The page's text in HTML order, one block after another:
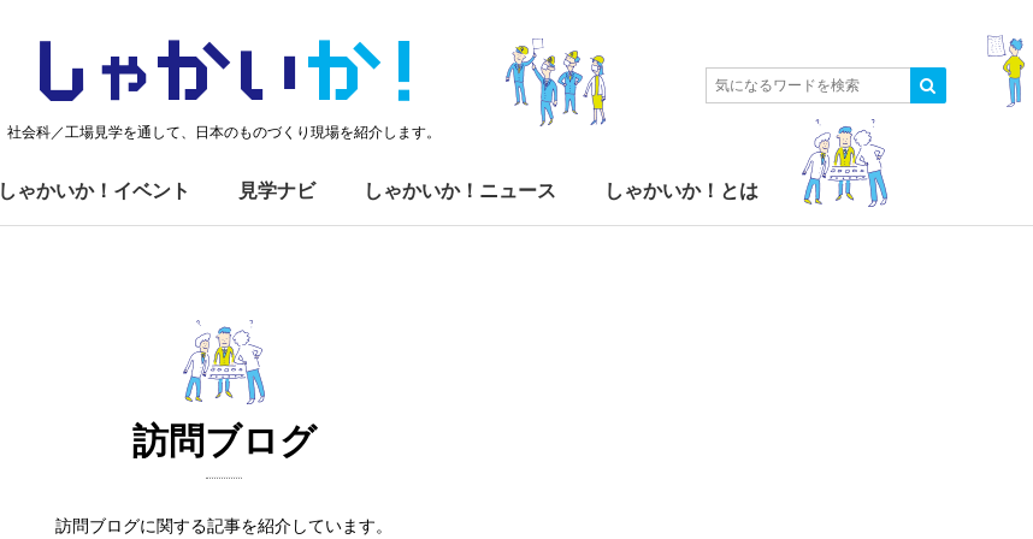
しゃかいか！
社会科／工場見学を通して、日本のものづくり現場を紹介します。
しゃかいか！イベント 見学ナビ しゃかいか！ニュース しゃかいか！とは
訪問ブログ
訪問ブログに関する記事を紹介しています。